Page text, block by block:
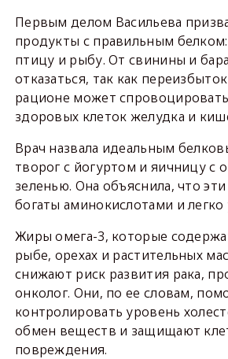
Первым делом Васильева
продукты с правильным
птицу и рыбу. От свинины и
отказаться, так как
рационе может
здоровых клеток желудка и
Врач назвала идеальным
творог с йогуртом и яичницу с
зеленью. Она объяснила, что
богаты аминокислотами и легко
Жиры омега-3, которые
рыбе, орехах и растительных
снижают риск развития рака,
онколог. Они, по ее словам,
контролировать уровень
обмен веществ и защищают
повреждения.